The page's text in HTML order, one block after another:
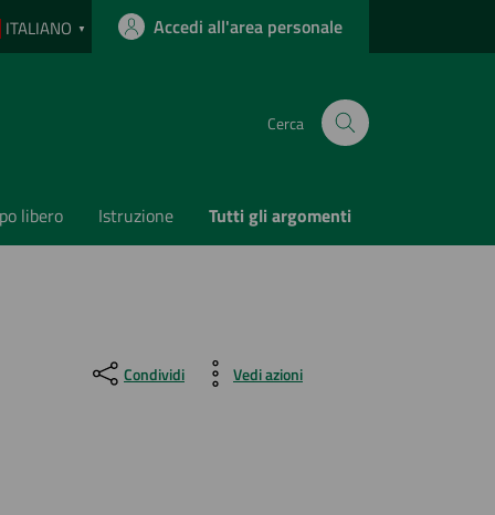
ITALIANO ▼ Accedi all'area personale
Cerca
libero Istruzione Tutti gli argomenti
Condividi Vedi azioni